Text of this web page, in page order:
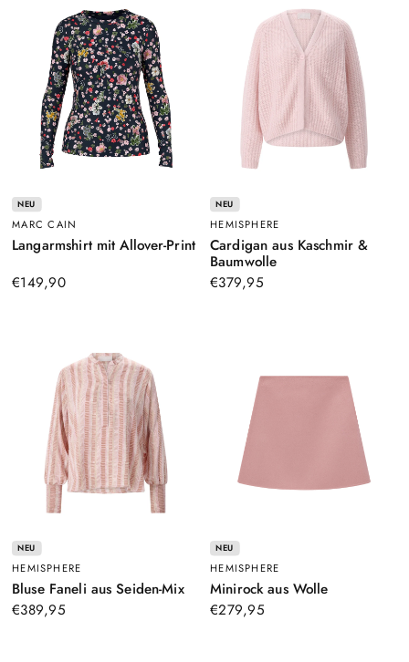
NEU
MARC CAIN
Langarmshirt mit Allover-Print–
Schwarz
€149,90
NEU
HEMISPHERE
Cardigan aus Kaschmir &
Baumwolle–
€379,95
NEU
HEMISPHERE
Bluse Faneli aus Seiden-Mix–
Rosa
€389,95
NEU
HEMISPHERE
Minirock aus Wolle–
€279,95